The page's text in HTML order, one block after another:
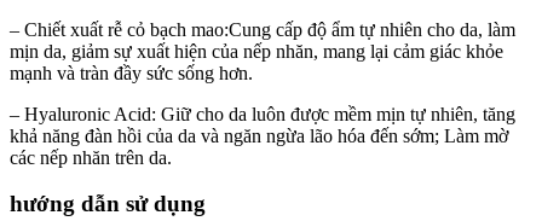
– Chiết xuất rễ cỏ bạch mao:Cung cấp độ ẩm tự nhiên cho da, làm
mịn da, giảm sự xuất hiện của nếp nhăn, mang lại cảm giác khỏe
mạnh và tràn đầy sức sống hơn.
– Hyaluronic Acid: Giữ cho da luôn được mềm mịn tự nhiên, tăng
khả năng đàn hồi của da và ngăn ngừa lão hóa đến sớm; Làm mờ
các nếp nhăn trên da.
hướng dẫn sử dụng